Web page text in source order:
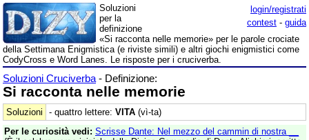
login/registrati
contest - guida
Soluzioni
per la
definizione
«Si racconta nelle memorie» per le parole crociate
della Settimana Enigmistica (e riviste simili) e altri giochi enigmistici come
CodyCross e Word Lanes. Le risposte per i cruciverba.
Soluzioni Cruciverba - Definizione:
Si racconta nelle memorie
Soluzioni - quattro lettere: VITA (vì-ta)
Per le curiosità vedi: Scrisse Dante: Nel mezzo del cammin di nostra __